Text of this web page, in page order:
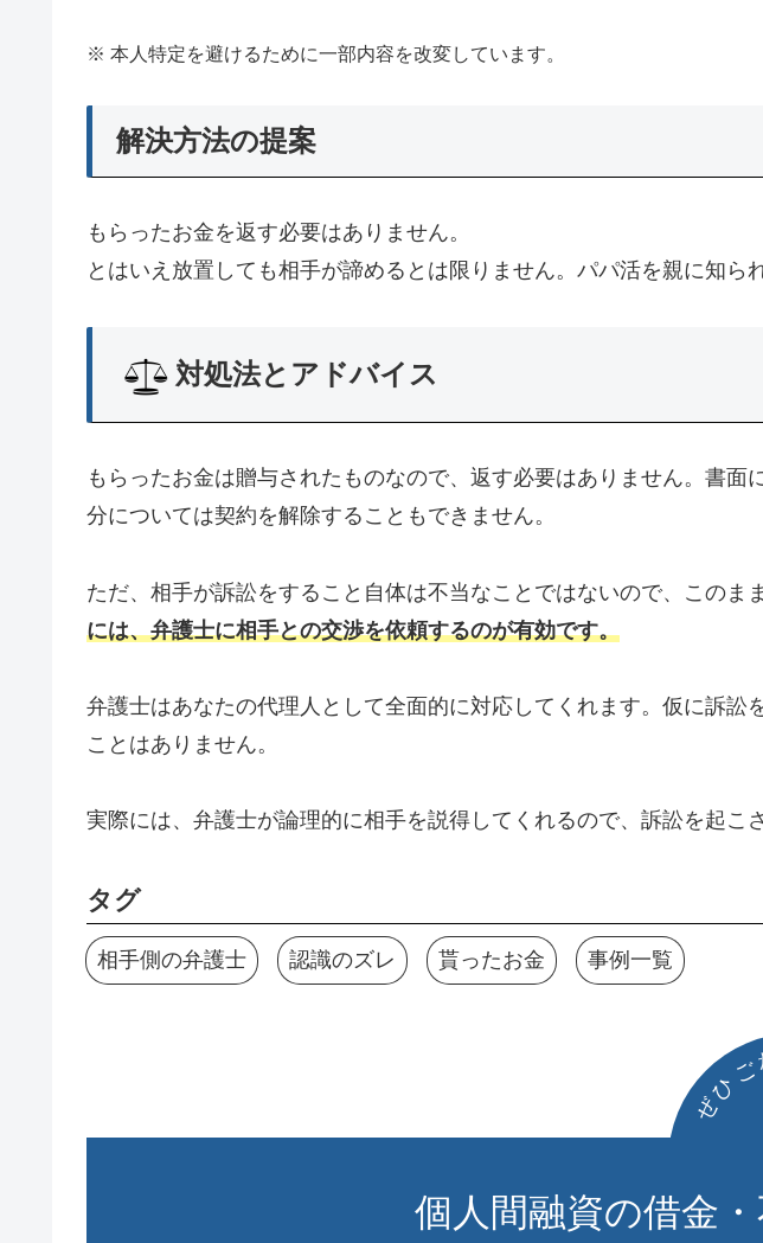
※ 本人特定を避けるために一部内容を改変しています。
解決方法の提案
もらったお金を返す必要はありません。
とはいえ放置しても相手が諦めるとは限りません。パパ活を親に知
対処法とアドバイス
もらったお金は贈与されたものなので、返す必要はありません。書
分については契約を解除することもできません。
ただ、相手が訴訟をすること自体は不当なことではないので、このま
には、弁護士に相手との交渉を依頼するのが有効です。
弁護士はあなたの代理人として全面的に対応してくれます。仮に訴
ことはありません。
実際には、弁護士が論理的に相手を説得してくれるので、訴訟を起こ
タグ
相手側の弁護士 認識のズレ 貰ったお金 事例一覧
ぜ
ひ
ご
個人間融資の借金